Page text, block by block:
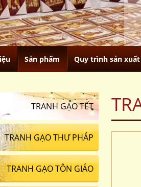
Sản phẩm Quy trình sản xuất
TRANH GẠO TẾT
TRANH GẠO THƯ PHÁP
TRANH GẠO TÔN GIÁO